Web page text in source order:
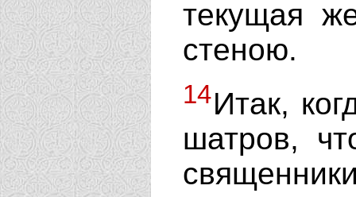
текущая
стеною.
14Итак,
шатров,